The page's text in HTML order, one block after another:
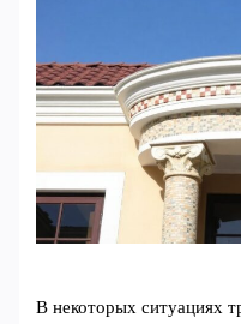
В некоторых ситуациях